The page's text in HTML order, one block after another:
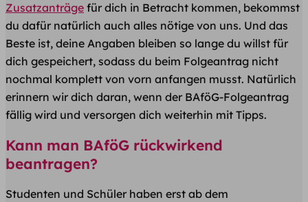
Zusatzanträge für dich in Betracht kommen, bekommst
du dafür natürlich auch alles nötige von uns. Und das
Beste ist, deine Angaben bleiben so lange du willst für
dich gespeichert, sodass du beim Folgeantrag nicht
nochmal komplett von vorn anfangen musst. Natürlich
erinnern wir dich daran, wenn der BAföG-Folgeantrag
fällig wird und versorgen dich weiterhin mit Tipps.
Kann man BAföG rückwirkend
beantragen?
Studenten und Schüler haben erst ab dem